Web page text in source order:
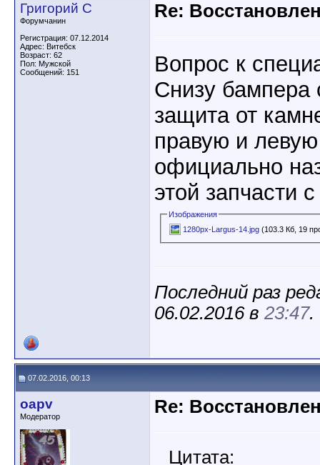
Григорий С
Форумчанин
Регистрация: 07.12.2014
Адрес: Витебск
Возраст: 62
Пол: Мужской
Сообщений: 151
Re:
Вопрос к
Снизу бампера
защита от
правую и
официально
этой запчасти
Изображения
1280px-Largus-14.jpg (103.3 Кб, 19
Последний раз
06.02.2016 в 23:47.
07.02.2016, 00:13
oapv
Модератор Re:
Цитата: